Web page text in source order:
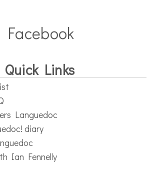
Facebook
Quick Links
Languedoc
diary
Ian Fennelly